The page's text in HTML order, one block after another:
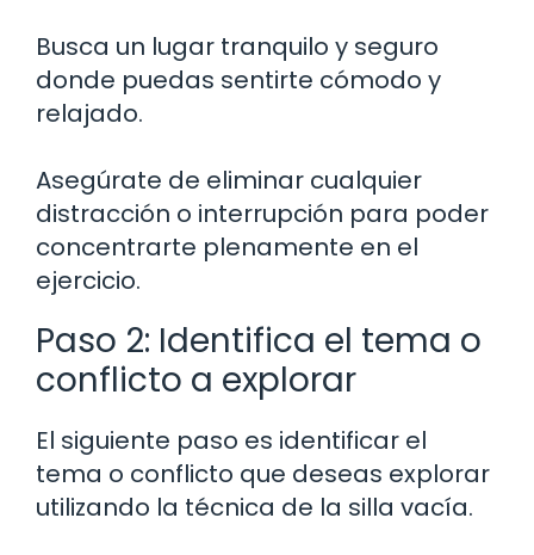
Busca un lugar tranquilo y seguro
donde puedas sentirte cómodo y
relajado.
Asegúrate de eliminar cualquier
distracción o interrupción para poder
concentrarte plenamente en el
ejercicio.
Paso 2: Identifica el tema o
conflicto a explorar
El siguiente paso es identificar el
tema o conflicto que deseas explorar
utilizando la técnica de la silla vacía.